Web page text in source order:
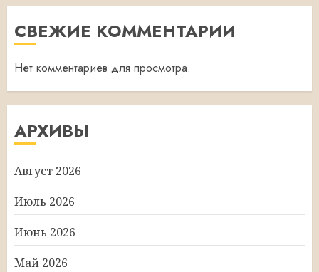
СВЕЖИЕ КОММЕНТАРИИ
Нет комментариев для просмотра.
АРХИВЫ
Август 2026
Июль 2026
Июнь 2026
Май 2026